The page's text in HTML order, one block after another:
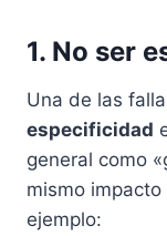
1. No ser
Una de las
especificidad
general como
mismo
ejemplo: